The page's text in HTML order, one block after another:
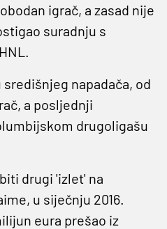
igrač, a zasad nije
suradnju s
napadača, od
a posljednji
drugoligašu
drugi 'izlet' na
u siječnju 2016.
eura prešao iz